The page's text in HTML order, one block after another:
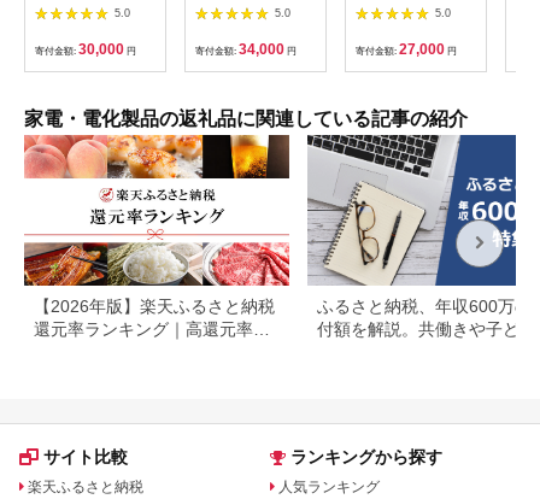
プ IKE-C800T-H5.0
寄付金額: 30,000 円
（1200W/0.8L）
EGL-C1281【ホワイ
トシルバー】77685
F4N-0707
5.0
寄付金額: 34,000 円
B ブラック
5.0
寄付金額: 27,000 円
家電・電化製品の返礼品に関連している記事の紹介
【2026年版】楽天ふるさと納税
還元率ランキング｜高還元率返
ふるさと納税、年収600万の
付額を解説。共働きや子ども
サイト比較
楽天ふるさと納税
ランキングから探す
人気ランキング